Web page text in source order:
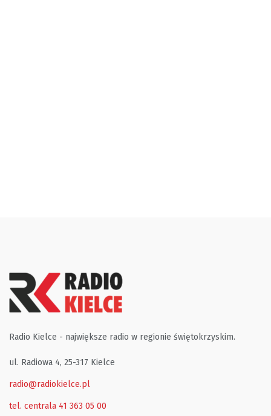
Radio Kielce - największe radio w regionie świętokrzyskim.
ul. Radiowa 4, 25-317 Kielce
radio@radiokielce.pl
tel. centrala 41 363 05 00